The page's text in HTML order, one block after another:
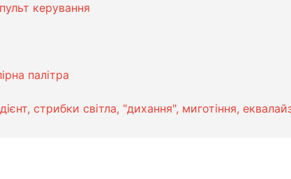
керування
палітра
стрибки світла, "дихання", миготіння,